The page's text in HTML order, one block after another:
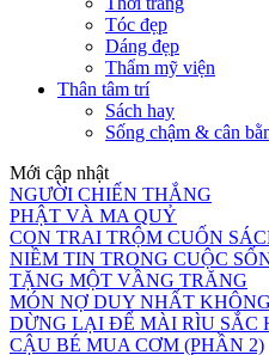
Tóc đẹp
Dáng đẹp
Thẩm mỹ viện
Thân tâm trí
Sách hay
Sống chậm & cân
Mới cập nhật
NGƯỜI CHIẾN THẮNG
PHẬT VÀ MA QUỶ
CON TRAI TRỘM CUỐN
NIỀM TIN TRONG CUỘC
TẶNG MỘT VẦNG TRĂNG
MÓN NỢ DUY NHẤT
DỪNG LẠI ĐỂ MÀI RÌU SẮC
CẬU BÉ MUA CƠM (PHẦN 2)